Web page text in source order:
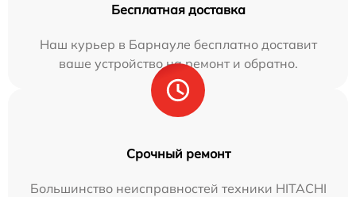
Бесплатная доставка
Наш курьер в Барнауле бесплатно доставит
ваше устройство на ремонт и обратно.
Срочный ремонт
Большинство неисправностей техники HITACHI